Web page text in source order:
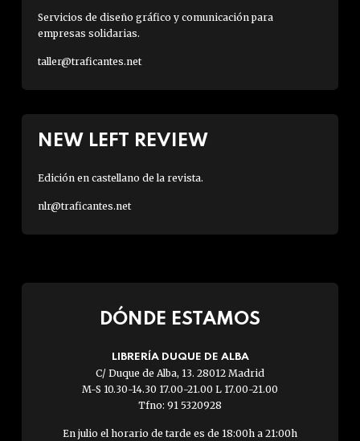
Servicios de diseño gráfico y comunicación para
empresas solidarias.
taller@traficantes.net
NEW LEFT REVIEW
Edición en castellano de la revista.
nlr@traficantes.net
DÓNDE ESTAMOS
LIBRERÍA DUQUE DE ALBA
C/ Duque de Alba, 13. 28012 Madrid
M-S 10.30-14.30 17.00-21.00 L 17.00-21.00
Tfno: 91 5320928
En julio el horario de tarde es de 18:00h a 21:00h